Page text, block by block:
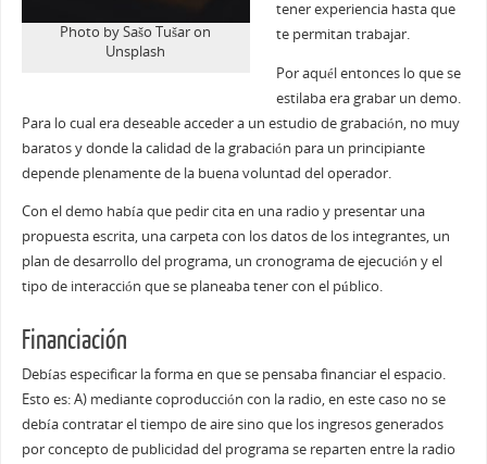
Photo by Sašo Tušar on
Unsplash
tener experiencia hasta que
te permitan trabajar.
Por aquél entonces lo que se
estilaba era grabar un demo.
Para lo cual era deseable acceder a un estudio de grabación, no muy
baratos y donde la calidad de la grabación para un principiante
depende plenamente de la buena voluntad del operador.
Con el demo había que pedir cita en una radio y presentar una
propuesta escrita, una carpeta con los datos de los integrantes, un
plan de desarrollo del programa, un cronograma de ejecución y el
tipo de interacción que se planeaba tener con el público.
Financiación
Debías especificar la forma en que se pensaba financiar el espacio.
Esto es: A) mediante coproducción con la radio, en este caso no se
debía contratar el tiempo de aire sino que los ingresos generados
por concepto de publicidad del programa se reparten entre la radio